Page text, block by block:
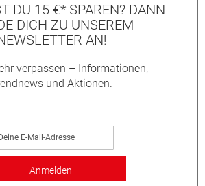
DU 15 €* SPAREN? DANN
DICH ZU UNSEREM
AN!
verpassen – Informationen,
und Aktionen.
Anmelden